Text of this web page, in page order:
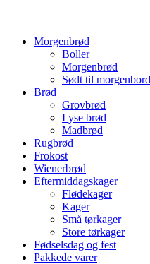
Morgenbrød
Boller
Morgenbrød
Sødt til
Brød
Grovbrød
Lyse brød
Madbrød
Rugbrød
Frokost
Wienerbrød
Eftermiddagskager
Flødekager
Kager
Små tørkager
Store tørkager
Fødselsdag og fest
Pakkede varer